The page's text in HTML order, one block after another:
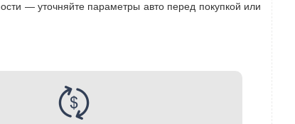
— уточняйте параметры авто перед покупкой или